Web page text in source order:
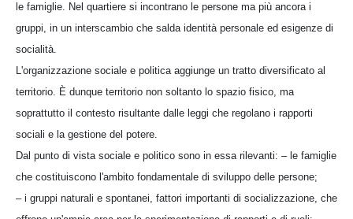
le famiglie. Nel quartiere si incontrano le persone ma più ancora i
gruppi, in un interscambio che salda identità personale ed esigenze di
socialità.
L'organizzazione sociale e politica aggiunge un tratto diversificato al
territorio. È dunque territorio non soltanto lo spazio fisico, ma
soprattutto il contesto risultante dalle leggi che regolano i rapporti
sociali e la gestione del potere.
Dal punto di vista sociale e politico sono in essa rilevanti: – le famiglie
che costituiscono l'ambito fondamentale di sviluppo delle persone;
– i gruppi naturali e spontanei, fattori importanti di socializzazione, che